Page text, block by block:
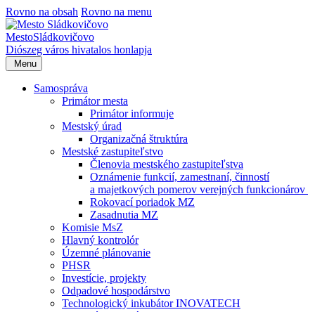
Rovno na obsah Rovno na menu
MestoSládkovičovo
Diószeg város hivatalos honlapja
Menu
Samospráva
Primátor mesta
Primátor informuje
Mestský úrad
Organizačná štruktúra
Mestské zastupiteľstvo
Členovia mestského zastupiteľstva
Oznámenie funkcií, zamestnaní, činností
a majetkových pomerov verejných funkcionárov
Rokovací poriadok MZ
Zasadnutia MZ
Komisie MsZ
Hlavný kontrolór
Územné plánovanie
PHSR
Investície, projekty
Odpadové hospodárstvo
Technologický inkubátor INOVATECH